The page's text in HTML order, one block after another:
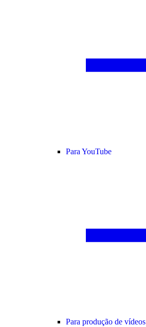
Para YouTube
Para produção de vídeos